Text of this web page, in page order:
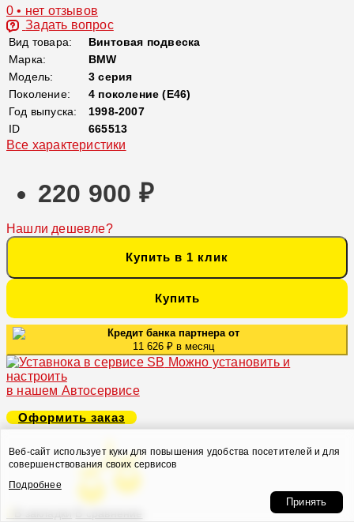
0 • нет отзывов
Задать вопрос
Вид товара:
Винтовая подвеска
Марка:
BMW
Модель:
3 серия
Поколение:
4 поколение (E46)
Год выпуска:
1998-2007
ID
665513
Все характеристики
220 900 ₽
Нашли дешевле?
Купить в 1 клик
Купить
Кредит банка партнера от
11 626 ₽ в месяц
Можно установить и
настроить
в нашем Автосервисе
Оформить заказ
Веб-сайт использует куки для повышения удобства посетителей и для
совершенствования своих сервисов
Подробнее
Принять